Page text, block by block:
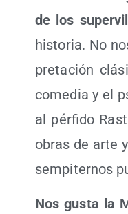
de los
his­to­ria. No
pre­ta­ción
come­dia y el
al pér­fi­do
obras de arte
sem­pi­ter­nos
Nos gus­ta la